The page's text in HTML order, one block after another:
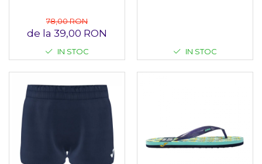
78,00 RON
de la 39,00 RON
IN STOC IN STOC